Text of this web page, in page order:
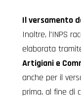
Il versamento
Inoltre, l’INPS
elaborata
Artigiani e
anche per il
prima, al fine di